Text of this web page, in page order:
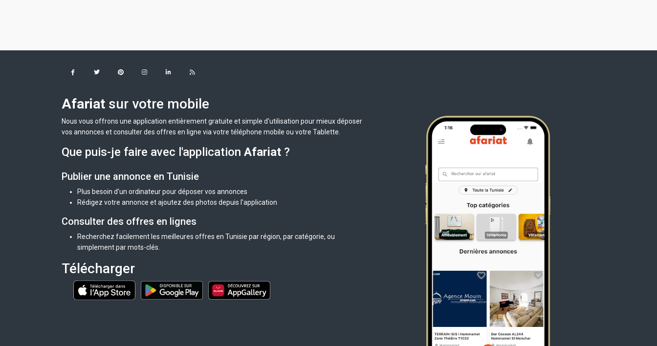
Afariat sur votre mobile
Nous vous offrons une application entièrement gratuite et simple d'utilisation pour mieux déposer
vos annonces et consulter des offres en ligne via votre téléphone mobile ou votre Tablette.
Que puis-je faire avec l'application Afariat ?
Publier une annonce en Tunisie
Plus besoin d'un ordinateur pour déposer vos annonces
Rédigez votre annonce et ajoutez des photos depuis l'application
Consulter des offres en lignes
Recherchez facilement les meilleures offres en Tunisie par région, par catégorie, ou
simplement par mots-clés.
Télécharger